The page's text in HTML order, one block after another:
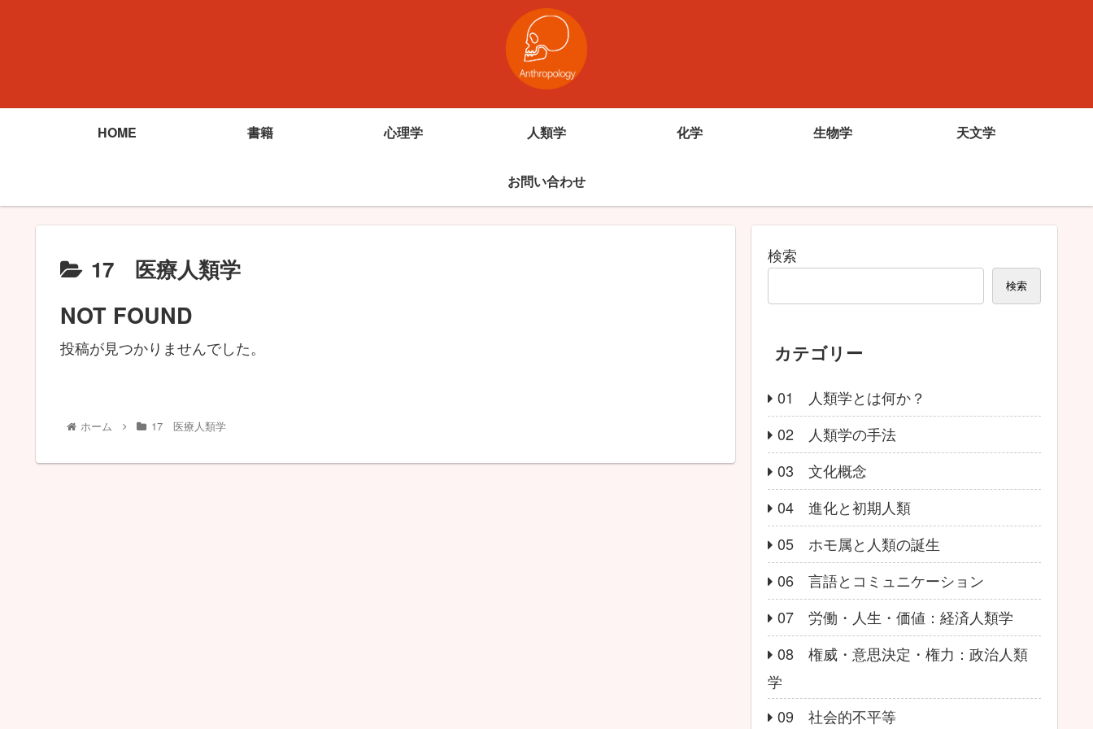
HOME 書籍 心理学 人類学 化学 生物学 天文学
お問い合わせ
17 医療人類学
NOT FOUND
投稿が見つかりませんでした。
ホーム 17 医療人類学
検索
検索
カテゴリー
01 人類学とは何か？
02 人類学の手法
03 文化概念
04 進化と初期人類
05 ホモ属と人類の誕生
06 言語とコミュニケーション
07 労働・人生・価値：経済人類学
08 権威・意思決定・権力：政治人類
学
09 社会的不平等